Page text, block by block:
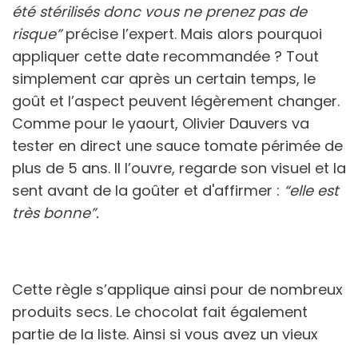
été stérilisés donc vous ne prenez pas de
risque”précise l’expert. Mais alors pourquoi
appliquer cette date recommandée ? Tout
simplement car après un certain temps, le
goût et l’aspect peuvent légèrement changer.
Comme pour le yaourt, Olivier Dauvers va
tester en direct une sauce tomate périmée de
plus de 5 ans. Il l’ouvre, regarde son visuel et la
sent avant de la goûter et d'affirmer : “elle est
très bonne”.
Cette règle s’applique ainsi pour de nombreux
produits secs. Le chocolat fait également
partie de la liste. Ainsi si vous avez un vieux